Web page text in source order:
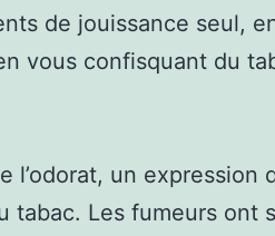
de jouissance seul,
vous confisquant du
l’odorat, un expression
tabac. Les fumeurs ont